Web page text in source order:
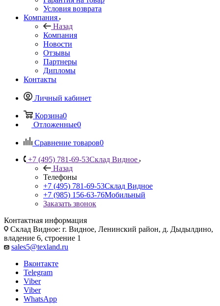
Условия возврата
Компания
Назад
Компания
Новости
Отзывы
Партнеры
Дипломы
Контакты
Личный кабинет
Корзина0
Отложенные0
Сравнение товаров0
+7 (495) 781-69-53Склад Видное
Назад
Телефоны
+7 (495) 781-69-53Склад Видное
+7 (985) 156-63-76Мобильный
Заказать звонок
Контактная информация
Склад Видное: г. Видное, Ленинский район, д. Дыдылдино,
владение 6, строение 1
sales5@texland.ru
Вконтакте
Telegram
Viber
Viber
WhatsApp